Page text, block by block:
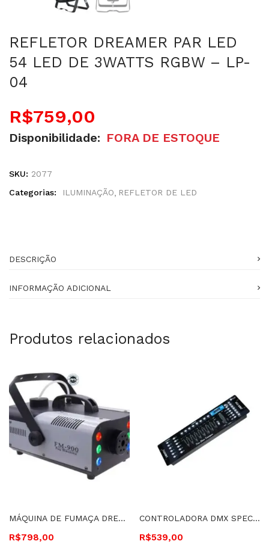
REFLETOR DREAMER PAR LED
54 LED DE 3WATTS RGBW – LP-
04
R$759,00
Disponibilidade: FORA DE ESTOQUE
SKU: 2077
Categorias:
ILUMINAÇÃO REFLETOR DE LED
DESCRIÇÃO
INFORMAÇÃO ADICIONAL
Produtos relacionados
MÁQUINA DE FUMAÇA DREAMER 900 WATTS 220V COM LED – MF900L 220V 673
R$798,00
CONTROLADORA DMX SPECTRUM 192 CANAIS – HP5001 1607
R$539,00